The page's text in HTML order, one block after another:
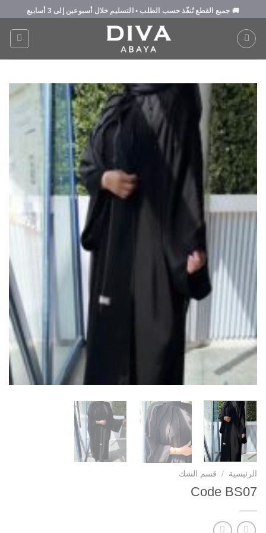
content
🚚 جميع القطع تُنفّذ حسب الطلب • التسليم خلال أسبوعين إلى 3 أسابيع
الرئيسية / قسم الشك
Code BS07